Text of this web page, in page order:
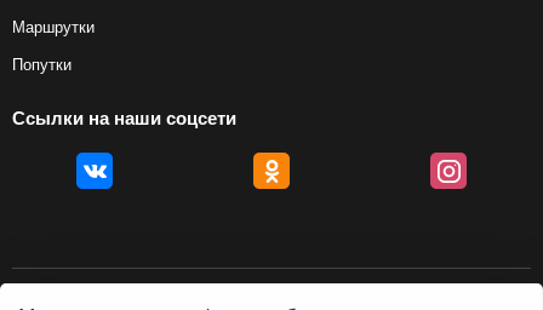
Маршрутки
Попутки
Ссылки на наши соцсети